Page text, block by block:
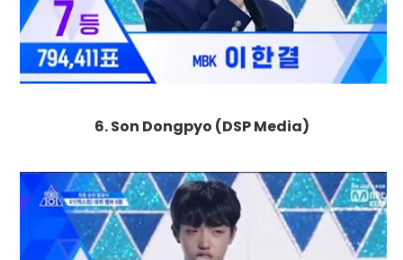
6.Son Dongpyo (DSP Media)